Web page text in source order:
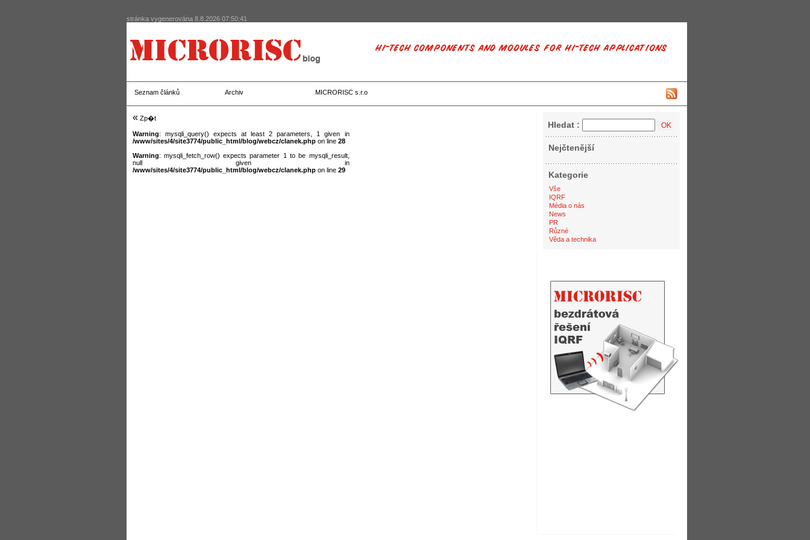
stránka vygenerována 8.8.2026 07:50:41
Seznam článků Archiv MICRORISC s.r.o
«Zp�t
Warning: mysqli_query() expects at least 2 parameters, 1 given in
/www/sites/4/site3774/public_html/blog/webcz/clanek.phpon line 28
Warning: mysqli_fetch_row() expects parameter 1 to be mysqli_result,
null given in
/www/sites/4/site3774/public_html/blog/webcz/clanek.phpon line 29
Hledat :
Nejčtenější
Kategorie
Vše
IQRF
Média o nás
News
PR
Různé
Věda a technika